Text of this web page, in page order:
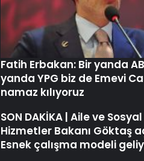
Fatih Erbakan: Bir yanda
yanda YPG biz de Emevi
namaz kılıyoruz
SON DAKİKA | Aile ve Sosyal
Hizmetler Bakanı Göktaş
Esnek çalışma modeli